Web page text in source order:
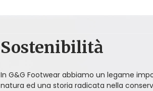
Sostenibilità
In G&G Footwear abbiamo un legame
natura ed una storia radicata nella